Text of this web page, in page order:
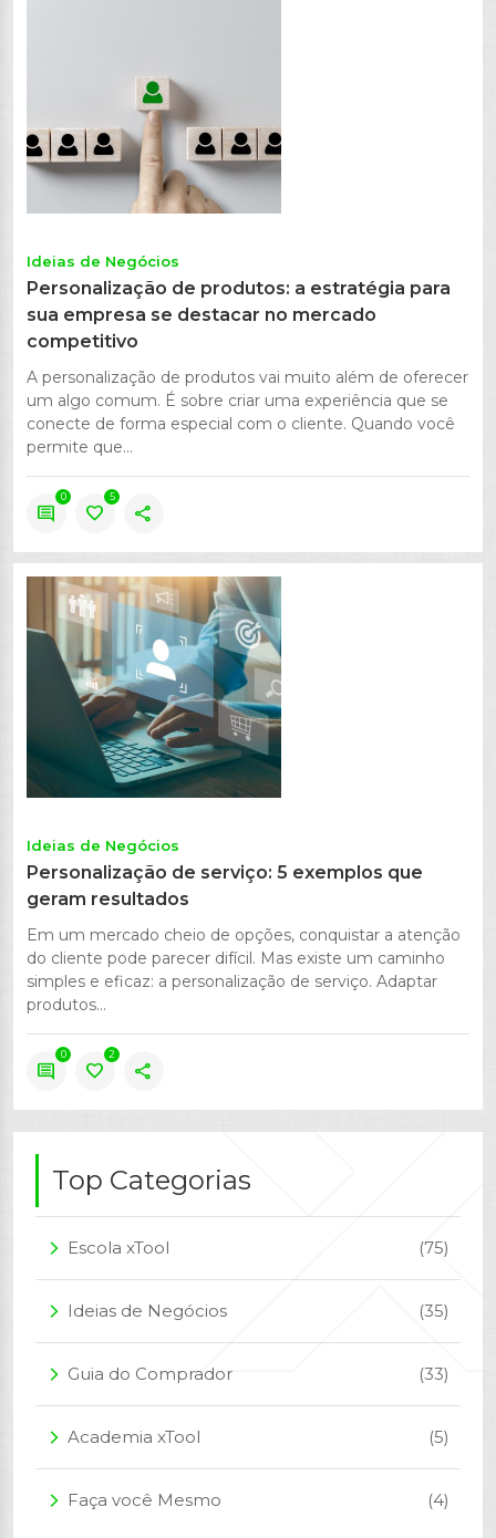
Ideias de Negócios
Personalização de produtos: a estratégia para
sua empresa se destacar no mercado
competitivo
A personalização de produtos vai muito além de oferecer
um algo comum. É sobre criar uma experiência que se
conecte de forma especial com o cliente. Quando você
permite que...
comment
0
favorite
5
share
Ideias de Negócios
Personalização de serviço: 5 exemplos que
geram resultados
Em um mercado cheio de opções, conquistar a atenção
do cliente pode parecer difícil. Mas existe um caminho
simples e eficaz: a personalização de serviço. Adaptar
produtos...
comment
0
favorite
2
share
Top Categorias
arrow_forward_ios Escola xTool (75)
arrow_forward_ios Ideias de Negócios (35)
arrow_forward_ios Guia do Comprador (33)
arrow_forward_ios Academia xTool (5)
arrow_forward_ios Faça você Mesmo (4)